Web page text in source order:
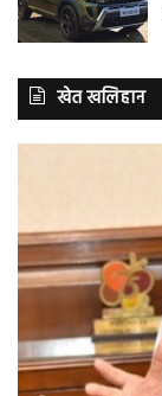
खेत खलिहान